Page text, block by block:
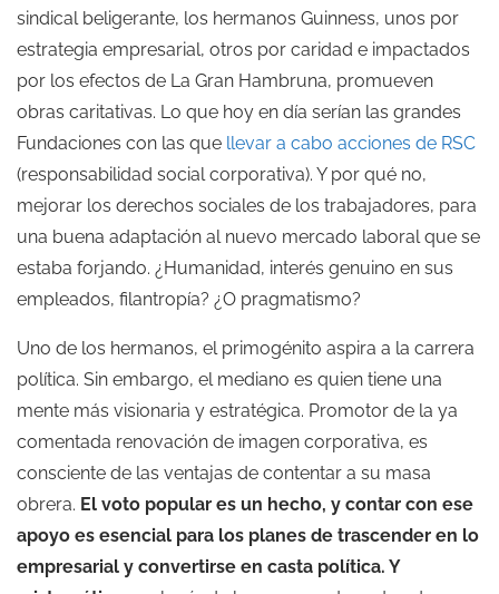
sindical beligerante, los hermanos Guinness, unos por
estrategia empresarial, otros por caridad e impactados
por los efectos de La Gran Hambruna, promueven
obras caritativas. Lo que hoy en día serían las grandes
Fundaciones con las que llevar a cabo acciones de RSC
(responsabilidad social corporativa). Y por qué no,
mejorar los derechos sociales de los trabajadores, para
una buena adaptación al nuevo mercado laboral que se
estaba forjando. ¿Humanidad, interés genuino en sus
empleados, filantropía? ¿O pragmatismo?
Uno de los hermanos, el primogénito aspira a la carrera
política. Sin embargo, el mediano es quien tiene una
mente más visionaria y estratégica. Promotor de la ya
comentada renovación de imagen corporativa, es
consciente de las ventajas de contentar a su masa
obrera. El voto popular es un hecho, y contar con ese
apoyo es esencial para los planes de trascender en lo
empresarial y convertirse en casta política. Y